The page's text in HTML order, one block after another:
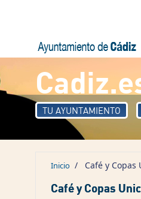
TU AYUNTAMIENTO
Inicio / Café y Copas
Café y Copas